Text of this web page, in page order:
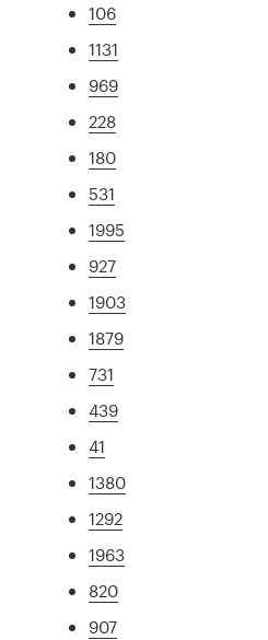
106
1131
969
228
180
531
1995
927
1903
1879
731
439
41
1380
1292
1963
820
907